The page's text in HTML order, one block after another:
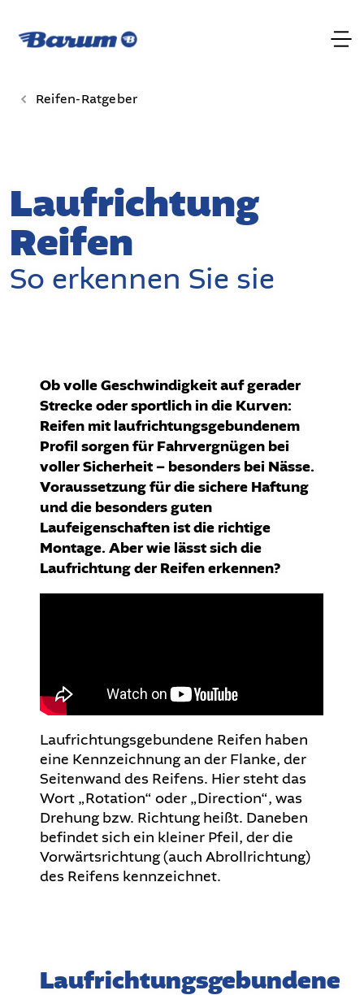
Reifen-Ratgeber
Laufrichtung
Reifen
So erkennen Sie sie
Ob volle Geschwindigkeit auf gerader
Strecke oder sportlich in die Kurven:
Reifen mit laufrichtungsgebundenem
Profil sorgen für Fahrvergnügen bei
voller Sicherheit – besonders bei Nässe.
Voraussetzung für die sichere Haftung
und die besonders guten
Laufeigenschaften ist die richtige
Montage. Aber wie lässt sich die
Laufrichtung der Reifen erkennen?
Laufrichtungsgebundene Reifen haben
eine Kennzeichnung an der Flanke, der
Seitenwand des Reifens. Hier steht das
Wort „Rotation“ oder „Direction“, was
Drehung bzw. Richtung heißt. Daneben
befindet sich ein kleiner Pfeil, der die
Vorwärtsrichtung (auch Abrollrichtung)
des Reifens kennzeichnet.
Laufrichtungsgebundene